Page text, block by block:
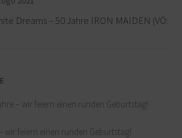
Dreams – 50 Jahre IRON MAIDEN (VÖ:
– wir feiern einen runden Geburtstag!
wir feiern einen runden Geburtstag!